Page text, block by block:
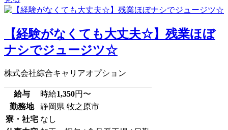
【経験がなくても大丈夫☆】残業ほぼ
ナシでジュージツ☆
株式会社綜合キャリアオプション
給与 時給1,350円〜
勤務地
静岡県 牧之原市
寮・社宅 なし